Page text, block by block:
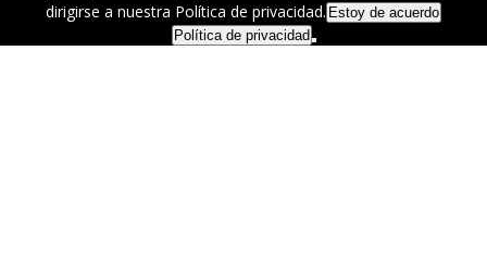
dirigirse a nuestra Política de privacidad. Estoy de acuerdo
Política de privacidad